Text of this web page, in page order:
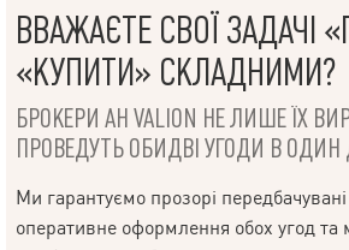
ВВАЖАЄТЕ СВОЇ ЗАДАЧІ
«КУПИТИ» СКЛАДНИМИ?
БРОКЕРИ АН VALION НЕ ЛИШЕ ЇХ
ПРОВЕДУТЬ ОБИДВІ УГОДИ В ОДИН
Ми гарантуємо прозорі
оперативне оформлення обох угод
НАПИСАТИ
КЕРІВНИКОВІ
Мова